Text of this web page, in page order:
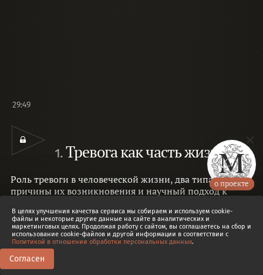
29:49
1.Тревога как часть жизни
Роль тревоги в человеческой жизни, два типа тревоги,
причины их возникновения и научный подход к
предвосхищения». Елена Станковская
В целях улучшения качества сервиса мы собираем и используем cookie-
файлы и некоторые другие данные на сайте в аналитических и
маркетинговых целях. Продолжая работу с сайтом, вы соглашаетесь на сбор и
использование cookie-файлов и другой информации в соответствии с
Политикой в отношении обработки персональных данных.
Согласен
о проекте